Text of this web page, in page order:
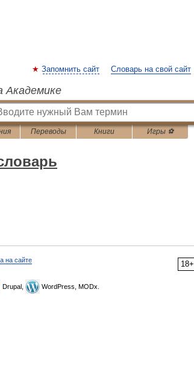
Запомнить сайт Словарь на свой сайт
Академике
Переводы Книги Игры ⚽
18+
на сайте
Drupal, WordPress, MODx.